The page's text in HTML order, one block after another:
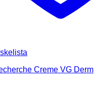
Creme VG Derm